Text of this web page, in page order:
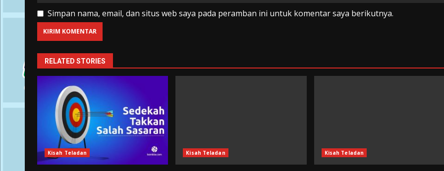
Simpan nama, email, dan situs web saya pada peramban ini untuk komentar saya berikutnya.
RELATED STORIES
Kisah Teladan Kisah Teladan Kisah Teladan